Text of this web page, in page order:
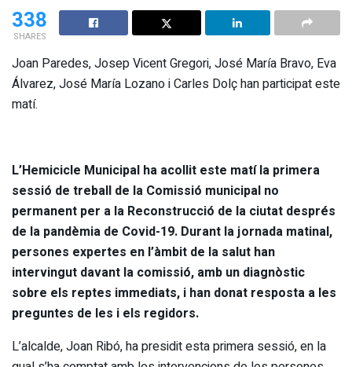
338
SHARES
Joan Paredes, Josep Vicent Gregori, José María Bravo, Eva
Álvarez, José María Lozano i Carles Dolç han participat este
matí.
L’Hemicicle Municipal ha acollit este matí la primera
sessió de treball de la Comissió municipal no
permanent per a la Reconstrucció de la ciutat després
de la pandèmia de Covid-19. Durant la jornada matinal,
persones expertes en l’àmbit de la salut han
intervingut davant la comissió, amb un diagnòstic
sobre els reptes immediats, i han donat resposta a les
preguntes de les i els regidors.
L’alcalde, Joan Ribó, ha presidit esta primera sessió, en la